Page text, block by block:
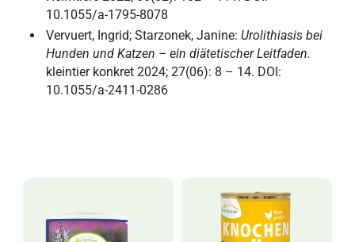
10.1055/a-1795-8078
Vervuert, Ingrid; Starzonek, Janine: Urolithiasis bei
Hunden und Katzen – ein diätetischer Leitfaden.
kleintier konkret 2024; 27(06): 8 – 14. DOI:
10.1055/a-2411-0286